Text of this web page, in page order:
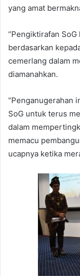
yang amat
“Pengiktirafan
berdasarkan
cemerlang dalam
diamanahkan.
“Penganugerahan
SoG untuk terus
dalam
memacu
ucapnya ketika